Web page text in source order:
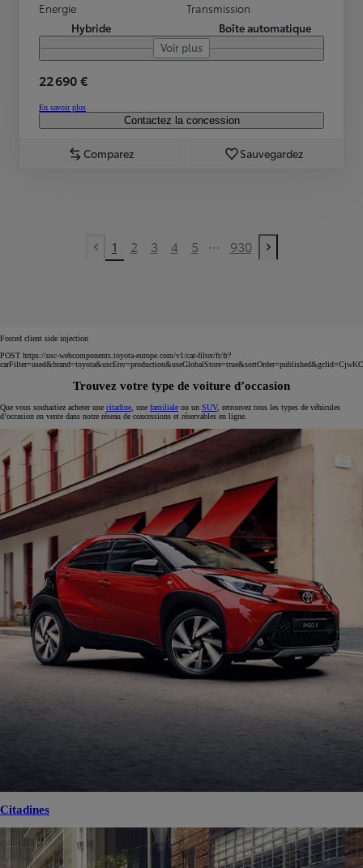
Energie
Hybride
Transmission
Boîte automatique
Voir plus
22 690 €
En savoir plus
Contactez la concession
Comparez Sauvegardez
Previous page
1 2 3 4 5 ... 930
Next page
Forced client side injection
POST https://usc-webcomponents.toyota-europe.com/v1/car-filter/fr/fr?
Trouvez votre type de voiture d’occasion
Que vous souhaitiez acheter une citadine , une familiale ou un SUV, retrouvez tous les types de véhicules
d’occasion en vente dans notre réseau de concessions et réservables en ligne.
Citadines